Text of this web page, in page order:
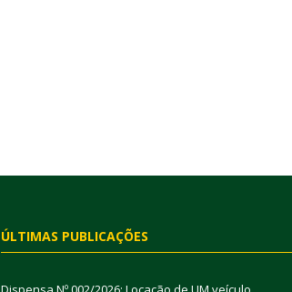
ÚLTIMAS PUBLICAÇÕES